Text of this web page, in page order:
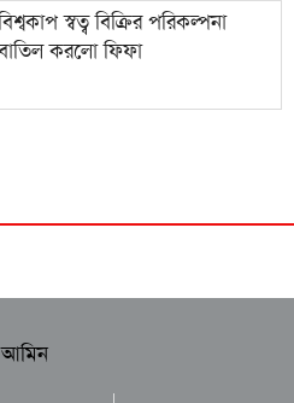
স্বত্ব বিক্রির পরিকল্পনা
করলো ফিফা